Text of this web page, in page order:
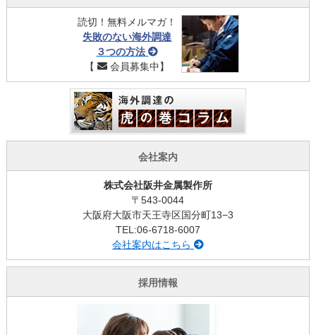
読切！無料メルマガ！
失敗のない海外調達
３つの方法
【
会員募集中】
会社案内
株式会社阪井金属製作所
〒543-0044
大阪府大阪市天王寺区国分町13−3
TEL:06-6718-6007
会社案内はこちら
採用情報